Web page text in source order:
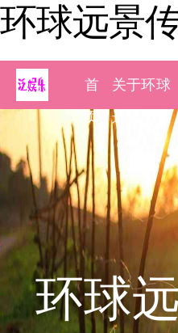
环球远景
首
页
关于环球
远景传媒
环球